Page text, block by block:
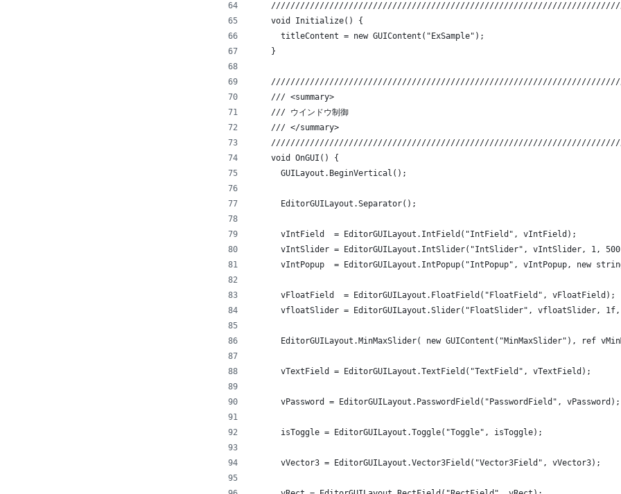
    void Initialize() {
      titleContent = new GUIContent("ExSample");
    }
    /// <summary>
    /// ウインドウ制御
    /// </summary>
    void OnGUI() {
      GUILayout.BeginVertical();
      EditorGUILayout.Separator();
      vIntField  = EditorGUILayout.IntField("IntField", vIntField);
vIntSlider = EditorGUILayout.IntSlider("IntSlider", vIntSlider, 1,
vIntPopup  = EditorGUILayout.IntPopup("IntPopup", vIntPopup, new
      vFloatField  = EditorGUILayout.FloatField("FloatField", vFloatField);
vfloatSlider = EditorGUILayout.Slider("FloatSlider", vfloatSlider, 1f,
EditorGUILayout.MinMaxSlider( new GUIContent("MinMaxSlider"), ref
      vTextField = EditorGUILayout.TextField("TextField", vTextField);
      vPassword = EditorGUILayout.PasswordField("PasswordField", vPassword);
      isToggle = EditorGUILayout.Toggle("Toggle", isToggle);
      vVector3 = EditorGUILayout.Vector3Field("Vector3Field", vVector3);